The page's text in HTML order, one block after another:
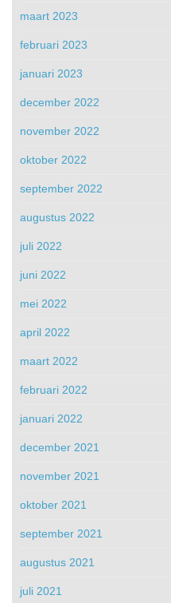
maart 2023
februari 2023
januari 2023
december 2022
november 2022
oktober 2022
september 2022
augustus 2022
juli 2022
juni 2022
mei 2022
april 2022
maart 2022
februari 2022
januari 2022
december 2021
november 2021
oktober 2021
september 2021
augustus 2021
juli 2021